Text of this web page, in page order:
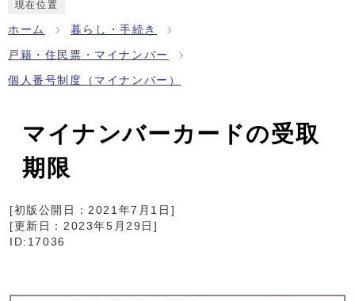
現在位置
ホーム 暮らし・手続き
戸籍・住民票・マイナンバー
個人番号制度（マイナンバー）
マイナンバーカードの受取
期限
[初版公開日：2021年7月1日 ]
[更新日： 2023年5月29日 ]
ID:17036